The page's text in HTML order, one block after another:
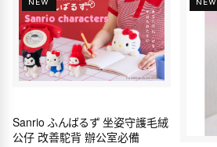
NEW
Sanrio ふんばるず 坐姿守護毛絨
公仔 改善駝背 辦公室必備
NEW